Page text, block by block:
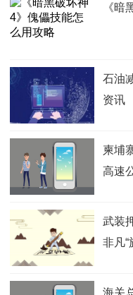
《暗
石油
资讯
柬埔
高速
武装
非凡“